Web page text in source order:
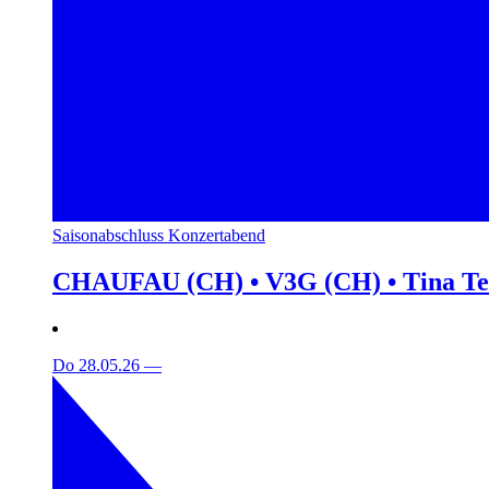
Saisonabschluss Konzertabend
CHAUFAU (CH) • V3G (CH) • Tina
Do 28.05.26 —